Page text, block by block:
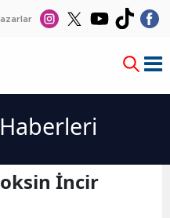
İncir